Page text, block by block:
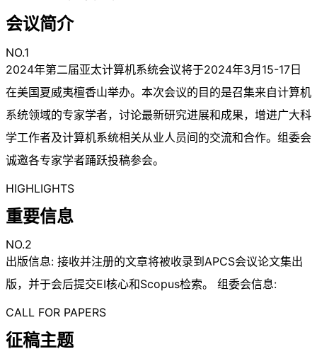
会议简介
NO.1
2024年第二届亚太计算机系统会议将于2024年3月15-17日
在美国夏威夷檀香山举办。本次会议的目的是召集来自计算机
系统领域的专家学者，讨论最新研究进展和成果，增进广大科
学工作者及计算机系统相关从业人员间的交流和合作。组委会
诚邀各专家学者踊跃投稿参会。
HIGHLIGHTS
重要信息
NO.2
出版信息: 接收并注册的文章将被收录到APCS会议论文集出
版，并于会后提交EI核心和Scopus检索。 组委会信息:
CALL FOR PAPERS
征稿主题